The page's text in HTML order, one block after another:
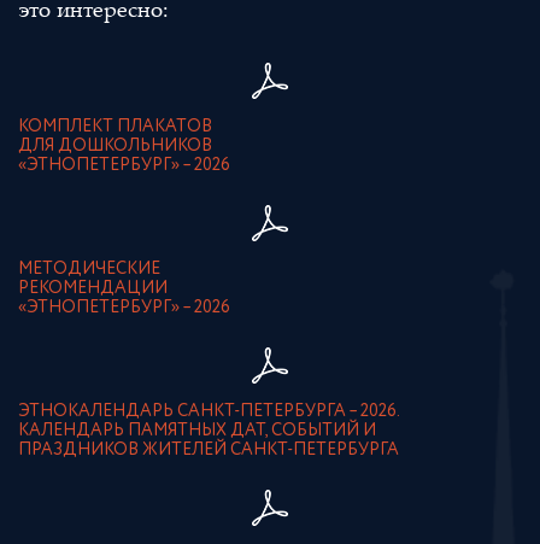
это интересно:
КОМПЛЕКТ ПЛАКАТОВ
ДЛЯ ДОШКОЛЬНИКОВ
«ЭТНОПЕТЕРБУРГ» – 2026
МЕТОДИЧЕСКИЕ
РЕКОМЕНДАЦИИ
«ЭТНОПЕТЕРБУРГ» – 2026
ЭТНОКАЛЕНДАРЬ САНКТ-ПЕТЕРБУРГА – 2026.
КАЛЕНДАРЬ ПАМЯТНЫХ ДАТ, СОБЫТИЙ И
ПРАЗДНИКОВ ЖИТЕЛЕЙ САНКТ-ПЕТЕРБУРГА